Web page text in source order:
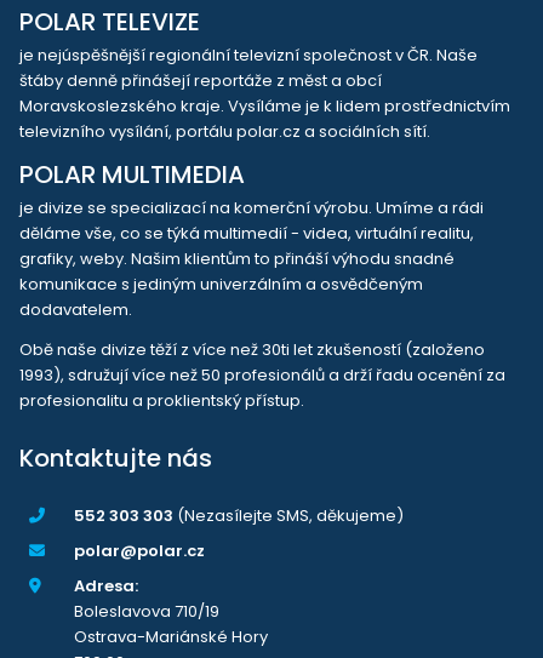
POLAR TELEVIZE
je nejúspěšnější regionální televizní společnost v ČR. Naše
štáby denně přinášejí reportáže z měst a obcí
Moravskoslezského kraje. Vysíláme je k lidem prostřednictvím
televizního vysílání, portálu polar.cz a sociálních sítí.
POLAR MULTIMEDIA
je divize se specializací na komerční výrobu. Umíme a rádi
děláme vše, co se týká multimedií - videa, virtuální realitu,
grafiky, weby. Našim klientům to přináší výhodu snadné
komunikace s jediným univerzálním a osvědčeným
dodavatelem.
Obě naše divize těží z více než 30ti let zkušeností (založeno
1993), sdružují více než 50 profesionálů a drží řadu ocenění za
profesionalitu a proklientský přístup.
Kontaktujte nás
552 303 303 (Nezasílejte SMS, děkujeme)
polar@polar.cz
Adresa:
Boleslavova 710/19
Ostrava-Mariánské Hory